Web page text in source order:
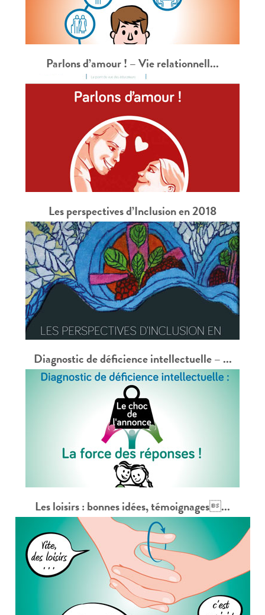
Parlons d’amour ! – Vie relationnell...
Les perspectives d’Inclusion en 2018
Diagnostic de déficience intellectuelle – ...
Les loisirs : bonnes idées, témoignages...